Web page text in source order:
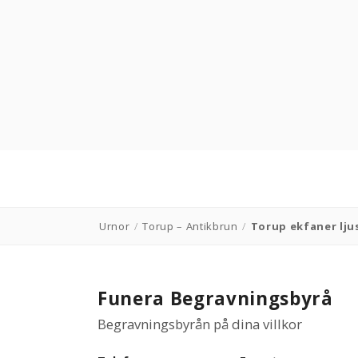
Urnor / Torup – Antikbrun / Torup ekfaner
Funera Begravningsbyrå
Begravningsbyrån på dina villkor